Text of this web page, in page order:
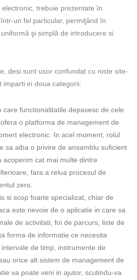
trebuie prezentate în
un fel particular, permiţând în
şi simplă de introducere si
desi sunt usor confundat cu niste site-
imparti in doua categorii:
care functionalitatile depasesc de cele
o platforma de management de
electronic. In acel moment, rolul
sa aiba o privire de ansamblu suficient
acoperim cat mai multe dintre
fara a relua procesul de
zero.
si scop foarte specializat, chiar de
este nevoie de o aplicatie in care sa
de activitati, foi de parcurs, liste de
forma de informatie ce necesita
de timp, instrumente de
orice alt sistem de management de
va poate veni in ajutor, scutindu-va